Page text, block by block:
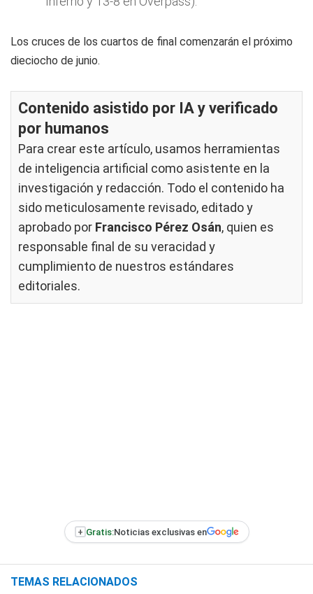
Los cruces de los cuartos de final comenzarán el próximo
dieciocho de junio.
Contenido asistido por IA y verificado
por humanos
Para crear este artículo, usamos herramientas
de inteligencia artificial como asistente en la
investigación y redacción. Todo el contenido ha
sido meticulosamente revisado, editado y
aprobado por Francisco Pérez Osán, quien es
responsable final de su veracidad y
cumplimiento de nuestros estándares
editoriales.
+ Gratis:Noticias exclusivas en
TEMAS RELACIONADOS